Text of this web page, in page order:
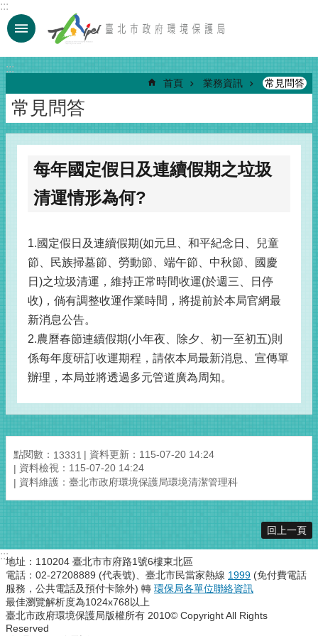
跳到主要內容區塊
:::
:::
首頁 業務資訊 常見問答
常見問答
每年國定假日及連續假期之垃圾
清運情形為何?
1.國定假日及連續假期(如元旦、和平紀念日、兒童
節、民族掃墓節、勞動節、端午節、中秋節、國慶
日)之垃圾清運，維持正常時間收運(於週三、日停
收)，倘有調整收運作業時間，將提前於本局官網最
新消息公告。
2.農曆春節連續假期(小年夜、除夕、初一至初五)則
係每年度研訂收運期程，請依本局最新消息、宣傳單
辦理，本局並將透過多元管道廣為周知。
點閱數： 13331
資料更新：115-07-20 14:24
資料檢視：115-07-20 14:24
資料維護：臺北市政府環境保護局環境清潔管理科
回上一頁
:::地址：110204 臺北市市府路1號6樓東北區
電話：02-27208889 (代表號)、臺北市民當家熱線 1999 (免付費電話
服務，公共電話及預付卡除外) 轉 環保局各單位聯絡資訊
最佳瀏覽解析度為1024x768以上
臺北市政府環境保護局版權所有 2010© Copyright All Rights
Reserved